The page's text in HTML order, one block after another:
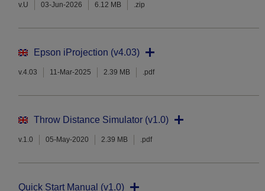
v.U 03-Jun-2026 6.12 MB .zip
Epson iProjection (v4.03)
v.4.03 11-Mar-2025 2.39 MB .pdf
Throw Distance Simulator (v1.0)
v.1.0 05-May-2020 2.39 MB .pdf
Quick Start Manual (v1.0)